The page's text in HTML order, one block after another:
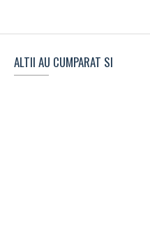
ALTII AU CUMPARAT SI